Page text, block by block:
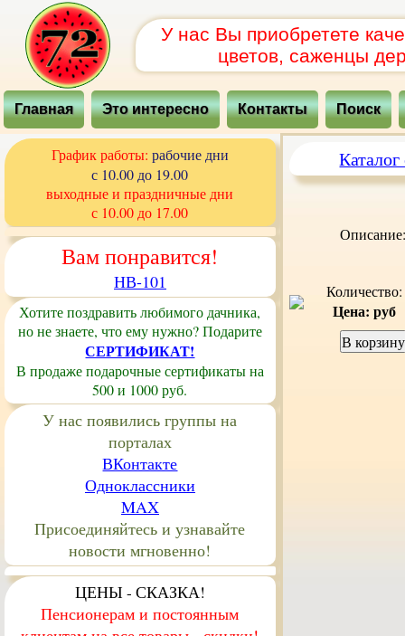
У нас Вы приобретете
цветов, саженцы
Главная Это интересно Контакты Поиск
График работы: рабочие дни
с 10.00 до 19.00
выходные и праздничные дни
с 10.00 до 17.00
Вам понравится!
НВ-101
Хотите поздравить любимого дачника,
но не знаете, что ему нужно? Подарите
СЕРТИФИКАТ!
В продаже подарочные сертификаты на
500 и 1000 руб.
У нас появились группы на
порталах
ВКонтакте
Одноклассники
MAX
Присоединяйтесь и узнавайте
новости мгновенно!
ЦЕНЫ - СКАЗКА!
Пенсионерам и постоянным
Количество:
Цена: руб
В корзину